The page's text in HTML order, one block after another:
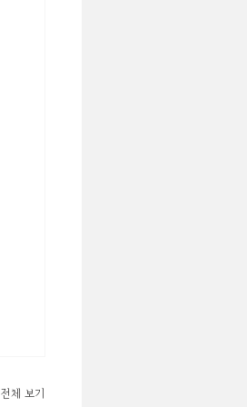
전체 보기